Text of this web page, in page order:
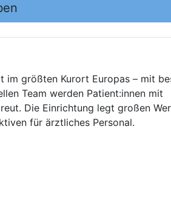
größten Kurort Europas – mit
Team werden Patient:innen mit
Die Einrichtung legt großen
für ärztliches Personal.